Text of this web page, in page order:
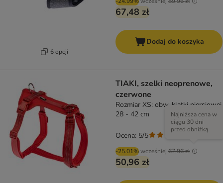
6 opcji
67,48 zł
Dodaj do koszyka
TIAKI, szelki neoprenowe,
czerwone
Rozmiar XS: obw. klatki piersiowej
28 - 42 cm
-25.01%wcześniej 67,96 zł
Najniższa cena w
ciągu 30 dni
przed obniżką
50,96 zł
Ocena: 5/5